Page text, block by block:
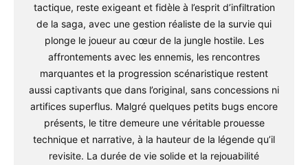
tactique, reste exigeant et fidèle à l’esprit d’infiltration
de la saga, avec une gestion réaliste de la survie qui
plonge le joueur au cœur de la jungle hostile. Les
affrontements avec les ennemis, les rencontres
marquantes et la progression scénaristique restent
aussi captivants que dans l’original, sans concessions ni
artifices superflus. Malgré quelques petits bugs encore
présents, le titre demeure une véritable prouesse
technique et narrative, à la hauteur de la légende qu’il
revisite. La durée de vie solide et la rejouabilité